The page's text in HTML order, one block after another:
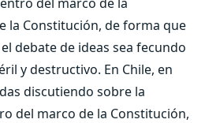
la Constitución, de forma que
debate de ideas sea fecundo
y destructivo. En Chile, en
discutiendo sobre la
del marco de la Constitución,